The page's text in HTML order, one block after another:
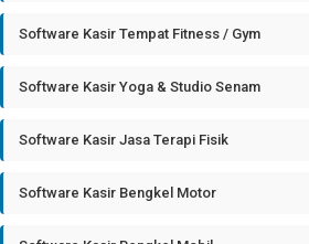
Software Kasir Tempat Fitness / Gym
Software Kasir Yoga & Studio Senam
Software Kasir Jasa Terapi Fisik
Software Kasir Bengkel Motor